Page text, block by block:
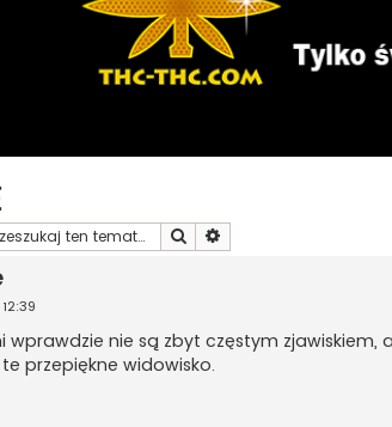
Szukaj
nie są zbyt częstym zjawiskiem,
przepiękne widowisko.